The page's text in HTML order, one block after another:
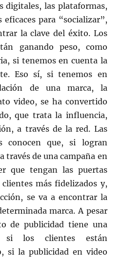
digitales, las plataformas,
eficaces para “socializar”,
la clave del éxito. Los
ganando peso, como
si tenemos en cuenta la
Eso sí, si tenemos en
de una marca, la
video, se ha convertido
que trata la influencia,
a través de la red. Las
conocen que, si logran
través de una campaña en
que tengan las puertas
más fidelizados y,
se va a encontrar la
marca. A pesar
de publicidad tiene una
si los clientes están
si la publicidad en video